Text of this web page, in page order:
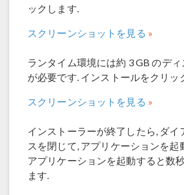
ックします.
スクリーンショットを見る
ランタイム環境には約 3 GB のデ
が必要です. インストールをクリッ
スクリーンショットを見る
インストーラーが終了したら, ダイ
スを閉じて, アプリケーションを起
アプリケーションを起動すると数
ます.